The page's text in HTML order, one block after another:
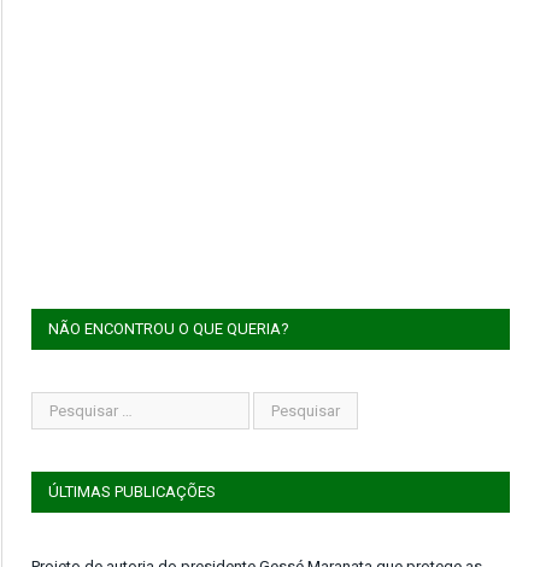
NÃO ENCONTROU O QUE QUERIA?
ÚLTIMAS PUBLICAÇÕES